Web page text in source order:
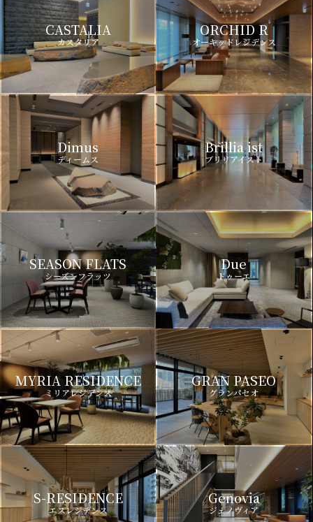
CASTALIA
カスタリア
ORCHID R
オーキッドレジデンス
Dimus
ディームス
Brillia ist
ブリリアイスト
SEASON FLATS
シーズンフラッツ
Due
ドゥーエ
MYRIA RESIDENCE
ミリアレジデンス
GRAN PASEO
グランパセオ
S-RESIDENCE
エスレジデンス
Genovia
ジェノヴィア